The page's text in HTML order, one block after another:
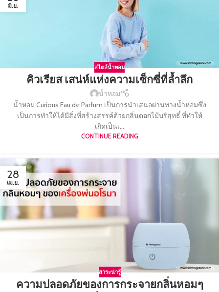
มิ.ย.
สไตล์น้ำหอม
คิวเรียส เสน่ห์แห่งความเซ็กซี่ที่ล้ำลึก
น้ำหอม
น้ำหอม Curious Eau de Parfum เป็นการนำเสนอผ่านทางน้ำหอมซึ่ง
เป็นการทำให้ได้มีสิ่งที่สร้างสรรค์ด้วยกลิ่นดอกไม้บริสุทธิ์ ที่ทำให้
เกิดเป็นเ...
CONTINUE READING
28
เม.ย.
สาระน่ารู้
ความปลอดภัยของการกระจายกลิ่นหอมๆ